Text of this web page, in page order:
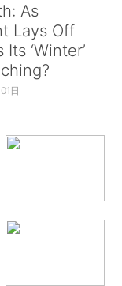
As
Lays Off
‘Winter’
日